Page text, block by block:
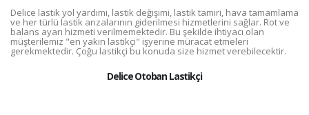
Delice lastik yol yardımı, lastik değişimi, lastik tamiri, hava tamamlama
ve her türlü lastik arızalarının giderilmesi hizmetlerini sağlar. Rot ve
balans ayarı hizmeti verilmemektedir. Bu şekilde ihtiyacı olan
müşterilemiz "en yakın lastikçi" işyerine müracat etmeleri
gerekmektedir. Çoğu lastikçi bu konuda size hizmet verebilecektir.
Delice Otoban Lastikçi